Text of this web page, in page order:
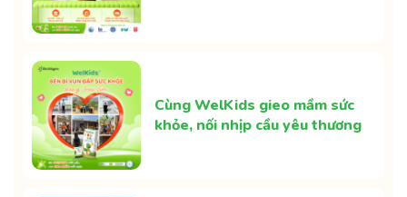
Cùng WelKids gieo mầm sức
khỏe, nối nhịp cầu yêu thương